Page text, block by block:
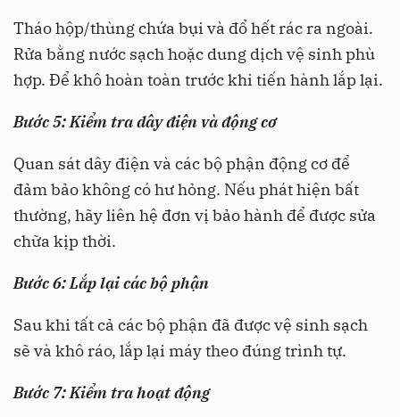
Tháo hộp/thùng chứa bụi và đổ hết rác ra ngoài.
Rửa bằng nước sạch hoặc dung dịch vệ sinh phù
hợp. Để khô hoàn toàn trước khi tiến hành lắp lại.
Bước 5: Kiểm tra dây điện và động cơ
Quan sát dây điện và các bộ phận động cơ để
đảm bảo không có hư hỏng. Nếu phát hiện bất
thường, hãy liên hệ đơn vị bảo hành để được sửa
chữa kịp thời.
Bước 6: Lắp lại các bộ phận
Sau khi tất cả các bộ phận đã được vệ sinh sạch
sẽ và khô ráo, lắp lại máy theo đúng trình tự.
Bước 7: Kiểm tra hoạt động